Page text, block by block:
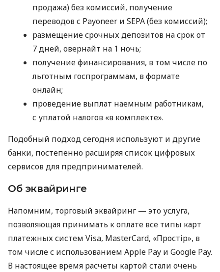
продажа) без комиссий, получение
переводов с Payoneer и SEPA (без комиссий);
размещение срочных депозитов на срок от
7 дней, овернайт на 1 ночь;
получение финансирования, в том числе по
льготным госпрограммам, в формате
онлайн;
проведение выплат наемным работникам,
с уплатой налогов «в комплекте».
Подобный подход сегодня используют и другие
банки, постепенно расширяя список цифровых
сервисов для предпринимателей.
Об эквайринге
Напомним, торговый эквайринг — это услуга,
позволяющая принимать к оплате все типы карт
платежных систем Visa, MasterCard, «Простір», в
том числе с использованием Apple Pay и Google Pay.
В настоящее время расчеты картой стали очень